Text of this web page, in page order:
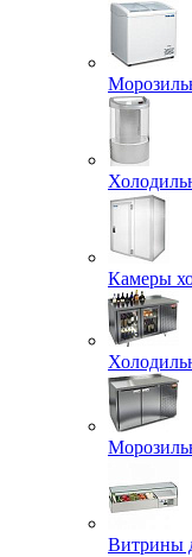
Камеры
Витрины